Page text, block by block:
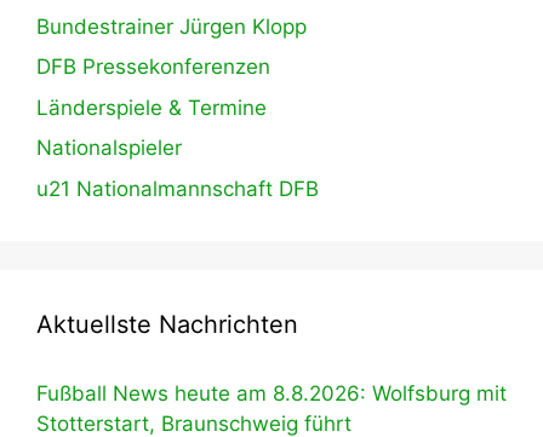
Bundestrainer Jürgen Klopp
DFB Pressekonferenzen
Länderspiele & Termine
Nationalspieler
u21 Nationalmannschaft DFB
Aktuellste Nachrichten
Fußball News heute am 8.8.2026: Wolfsburg mit
Stotterstart, Braunschweig führt